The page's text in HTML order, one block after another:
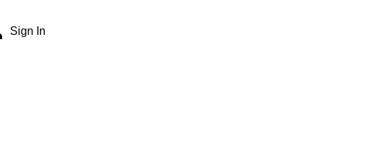
Sign In